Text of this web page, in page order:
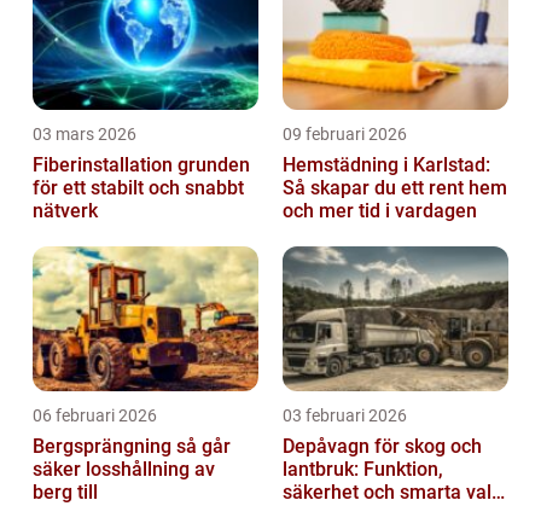
03 mars 2026
Fiberinstallation grunden
för ett stabilt och snabbt
nätverk
09 februari 2026
Hemstädning i Karlstad:
Så skapar du ett rent hem
och mer tid i vardagen
06 februari 2026
Bergsprängning så går
säker losshållning av
berg till
03 februari 2026
Depåvagn för skog och
lantbruk: Funktion,
säkerhet och smarta val